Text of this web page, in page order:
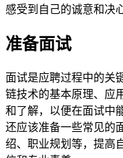
感受到自己的诚意和决心
准备面试
面试是应聘过程中的关
链技术的基本原理、应
和了解，以便在面试中
还应该准备一些常见的
绍、职业规划等，提高